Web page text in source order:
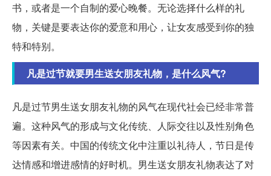
书，或者是一个自制的爱心晚餐。无论选择什么样的礼
物，关键是要表达你的爱意和用心，让女友感受到你的独
特和特别。
凡是过节就要男生送女朋友礼物，是什么风气?
凡是过节男生送女朋友礼物的风气在现代社会已经非常普
遍。这种风气的形成与文化传统、人际交往以及性别角色
等因素有关。中国的传统文化中注重以礼待人，节日是传
达情感和增进感情的好时机。男生送女朋友礼物表达了对